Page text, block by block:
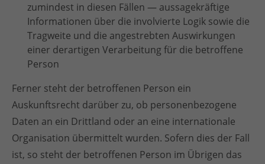
zumindest in diesen Fällen — aussagekräftige
Informationen über die involvierte Logik sowie die
Tragweite und die angestrebten Auswirkungen
einer derartigen Verarbeitung für die betroffene
Person
Ferner steht der betroffenen Person ein
Auskunftsrecht darüber zu, ob personenbezogene
Daten an ein Drittland oder an eine internationale
Organisation übermittelt wurden. Sofern dies der Fall
ist, so steht der betroffenen Person im Übrigen das